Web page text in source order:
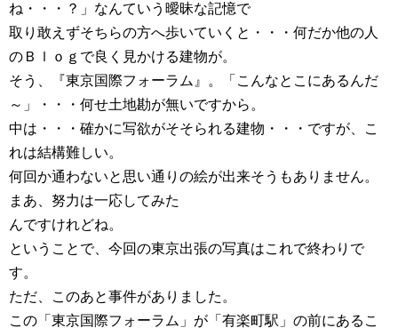
ね・・・？」なんていう曖昧な記憶で
取り敢えずそちらの方へ歩いていくと・・・何だか他の人
のＢｌｏｇで良く見かける建物が。
そう、『東京国際フォーラム』。「こんなとこにあるんだ
～」・・・何せ土地勘が無いですから。
中は・・・確かに写欲がそそられる建物・・・ですが、こ
れは結構難しい。
何回か通わないと思い通りの絵が出来そうもありません。
まあ、努力は一応してみた
んですけれどね。
ということで、今回の東京出張の写真はこれで終わりで
す。
ただ、このあと事件がありました。
この「東京国際フォーラム」が「有楽町駅」の前にあるこ